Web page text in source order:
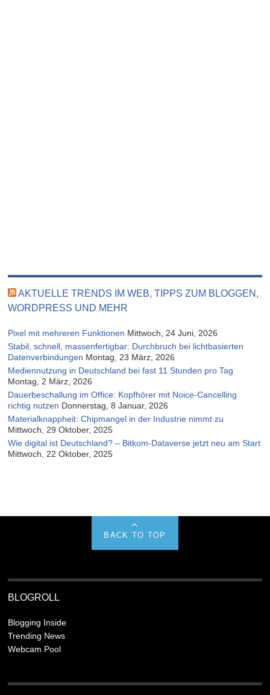
AKTUELLE TRENDS IM WEB, TIPPS ZUM BLOGGEN,
WORDPRESS UND MEHR
Pixel mit mehreren Funktionen Mittwoch, 24 Juni, 2026
Stabil, schnell, massenfertigbar: Durchbruch bei lichtbasierten
Datenverbindungen Montag, 23 März, 2026
Mediennutzung in Deutschland bei fast 11 Stunden pro Tag
Montag, 2 März, 2026
Dauerbeschallung im Office: Kopfhörer mit Noice-Cancelling
richtig nutzen Donnerstag, 8 Januar, 2026
Materialknappheit: Chipmangel in der Industrie nimmt zu
Mittwoch, 29 Oktober, 2025
Wie digital ist Deutschland? – Bitkom-Dataverse jetzt neu am Start
Mittwoch, 22 Oktober, 2025
BACK TO TOP
BLOGROLL
Blogging Inside
Trending News
Webcam Pool